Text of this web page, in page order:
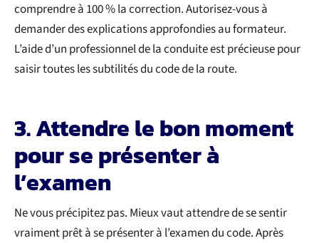
comprendre à 100 % la correction. Autorisez-vous à
demander des explications approfondies au formateur.
L’aide d’un professionnel de la conduite est précieuse pour
saisir toutes les subtilités du code de la route.
3. Attendre le bon moment
pour se présenter à
l’examen
Ne vous précipitez pas. Mieux vaut attendre de se sentir
vraiment prêt à se présenter à l’examen du code. Après